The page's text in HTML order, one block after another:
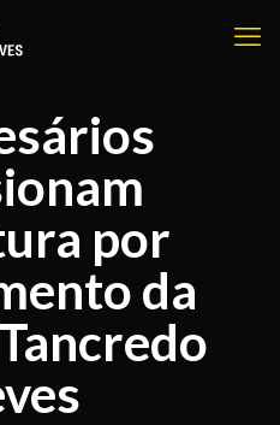
por
da